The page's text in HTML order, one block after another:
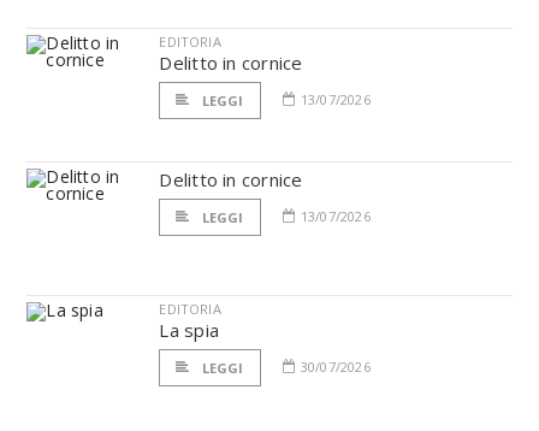
EDITORIA
Delitto in cornice
LEGGI 13/07/2026
Delitto in cornice
LEGGI 13/07/2026
EDITORIA
La spia
LEGGI 30/07/2026